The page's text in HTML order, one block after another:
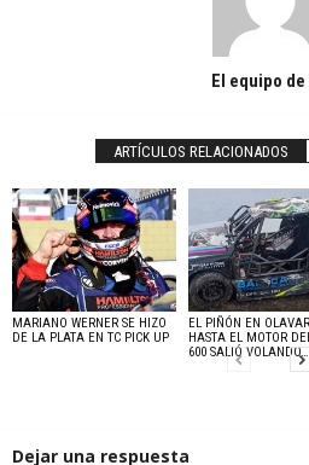
El equipo de
ARTÍCULOS RELACIONADOS
MARIANO WERNER SE HIZO
DE LA PLATA EN TC PICK UP
EL PIÑÓN EN
HASTA EL MOTOR
600 SALIÓ VOLANDO…
Dejar una respuesta